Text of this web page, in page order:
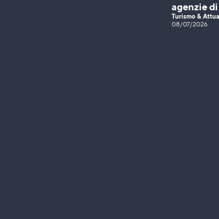
agenzie
Turismo &
08/07/2026